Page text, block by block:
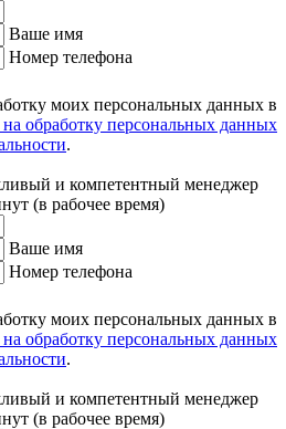
Ваше имя
Номер телефона
моих персональных данных в
обработку персональных данных
.
и компетентный менеджер
(в рабочее время)
Ваше имя
Номер телефона
моих персональных данных в
обработку персональных данных
.
и компетентный менеджер
(в рабочее время)